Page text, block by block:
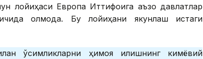
лойиҳаси Европа Иттифоқига аъзо давлатлар
қолмоқда. Бу лойиҳани якунлаш истаги
ўсимликларни ҳимоя қилишнинг кимёвий